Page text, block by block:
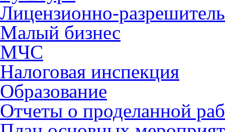
Лицензионно-
Малый бизнес
МЧС
Налоговая инспекция
Образование
Отчеты о проделанной